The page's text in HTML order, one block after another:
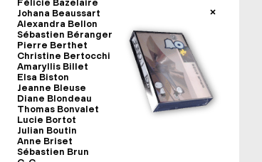
Félicie Bazelaire
Johana Beaussart
Alexandra Bellon
Sébastien Béranger
Pierre Berthet
Christine Bertocchi
Amaryllis Billet
Elsa Biston
Jeanne Bleuse
Diane Blondeau
Thomas Bonvalet
Lucie Bortot
Julian Boutin
Anne Briset
Sébastien Brun